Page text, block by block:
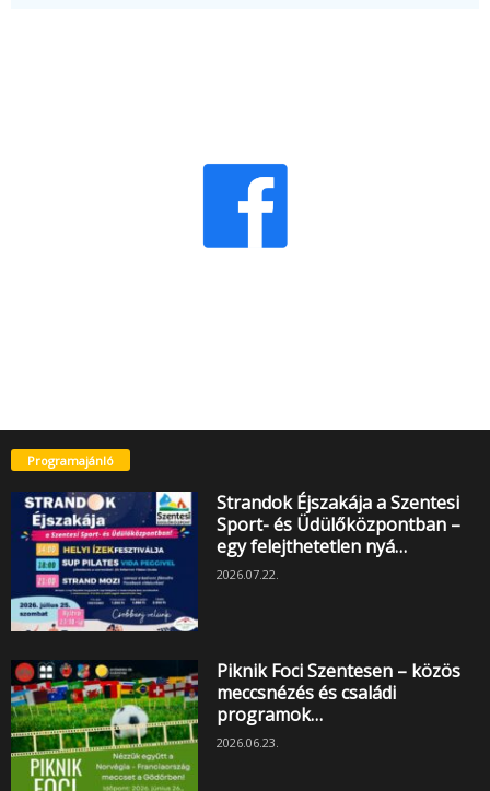
Programajánló
Strandok Éjszakája a Szentesi
Sport- és Üdülőközpontban –
egy felejthetetlen nyá…
2026.07.22.
Piknik Foci Szentesen – közös
meccsnézés és családi
programok…
2026.06.23.